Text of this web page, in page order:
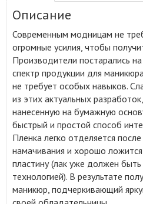
Описание
Современным модницам не
огромные усилия, чтобы
Производители постарались
спектр продукции для
не требует особых навыков.
из этих актуальных
нанесенную на бумажную
быстрый и простой способ
Пленка легко отделяется
намачивания и хорошо
пластину (лак уже должен
технологией). В результате
маникюр, подчеркивающий